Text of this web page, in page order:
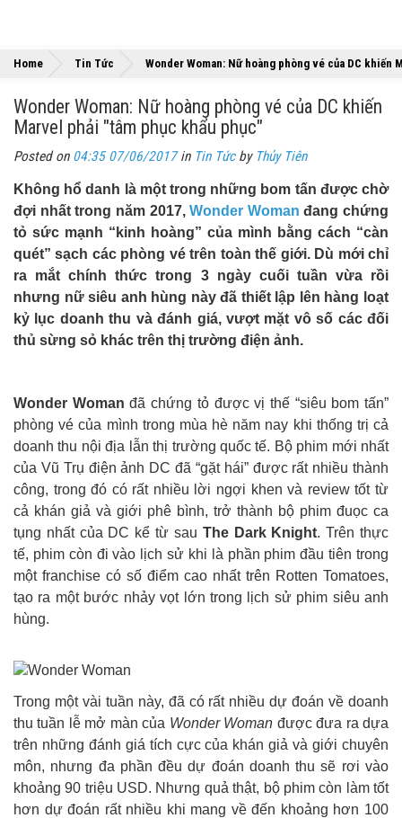
Home Tin Tức Wonder Woman: Nữ hoàng phòng vé của DC khiến
Wonder Woman: Nữ hoàng phòng vé của DC khiến
Marvel phải "tâm phục khẩu phục"
Posted on 04:35 07/06/2017in Tin Tứcby Thủy Tiên
Không hổ danh là một trong những bom tấn được chờ
đợi nhất trong năm 2017,Wonder Woman đang chứng
tỏ sức mạnh “kinh hoàng” của mình bằng cách “càn
quét” sạch các phòng vé trên toàn thế giới. Dù mới chỉ
ra mắt chính thức trong 3 ngày cuối tuần vừa rồi
nhưng nữ siêu anh hùng này đã thiết lập lên hàng loạt
kỷ lục doanh thu và đánh giá, vượt mặt vô số các đối
thủ sừng sỏ khác trên thị trường điện ảnh.
Wonder Woman đã chứng tỏ được vị thế “siêu bom tấn”
phòng vé của mình trong mùa hè năm nay khi thống trị cả
doanh thu nội địa lẫn thị trường quốc tế. Bộ phim mới nhất
của Vũ Trụ điện ảnh DC đã “gặt hái” được rất nhiều thành
công, trong đó có rất nhiều lời ngợi khen và review tốt từ
cả khán giả và giới phê bình, trở thành bộ phim đuọc ca
tụng nhất của DC kể từ sau The Dark Knight. Trên thực
tế, phim còn đi vào lịch sử khi là phần phim đầu tiên trong
một franchise có số điểm cao nhất trên Rotten Tomatoes,
tạo ra một bước nhảy vọt lớn trong lịch sử phim siêu anh
hùng.
Trong một vài tuần này, đã có rất nhiều dự đoán về doanh
thu tuần lễ mở màn của Wonder Woman được đưa ra dựa
trên những đánh giá tích cực của khán giả và giới chuyên
môn, nhưng đa phần đều dự đoán doanh thu sẽ rơi vào
khoảng 90 triệu USD. Nhưng quả thật, bộ phim còn làm tốt
hơn dự đoán rất nhiều khi mang về đến khoảng hơn 100